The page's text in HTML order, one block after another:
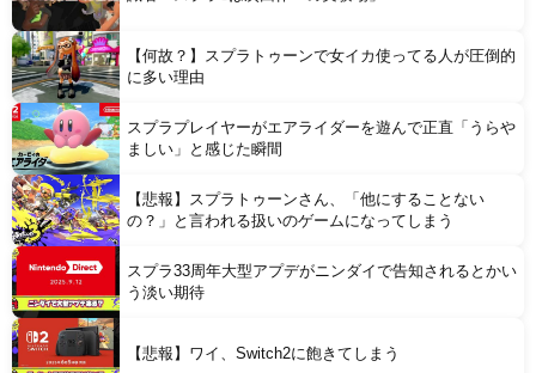
【何故？】スプラトゥーンで女イカ使ってる人が圧倒的
に多い理由
スプラプレイヤーがエアライダーを遊んで正直「うらや
ましい」と感じた瞬間
【悲報】スプラトゥーンさん、「他にすることない
の？」と言われる扱いのゲームになってしまう
スプラ33周年大型アプデがニンダイで告知されるとかい
う淡い期待
【悲報】ワイ、Switch2に飽きてしまう